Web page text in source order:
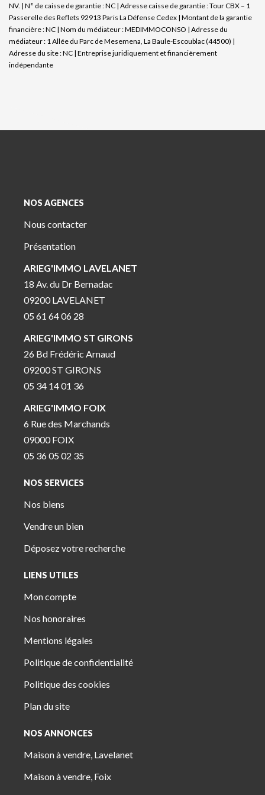
NV. | N° de caisse de garantie : NC | Adresse caisse de garantie : Tour CBX – 1
Passerelle des Reflets 92913 Paris La Défense Cedex | Montant de la garantie
financière : NC | Nom du médiateur : MEDIMMOCONSO | Adresse du
médiateur : 1 Allée du Parc de Mesemena, La Baule-Escoublac (44500) |
Adresse du site : NC | Entreprise juridiquement et financièrement
indépendante
NOS AGENCES
Nous contacter
Présentation
ARIEG'IMMO LAVELANET
18 Av. du Dr Bernadac
09200 LAVELANET
05 61 64 06 28
ARIEG'IMMO ST GIRONS
26 Bd Frédéric Arnaud
09200 ST GIRONS
05 34 14 01 36
ARIEG'IMMO FOIX
6 Rue des Marchands
09000 FOIX
05 36 05 02 35
NOS SERVICES
Nos biens
Vendre un bien
Déposez votre recherche
LIENS UTILES
Mon compte
Nos honoraires
Mentions légales
Politique de confidentialité
Politique des cookies
Plan du site
NOS ANNONCES
Maison à vendre, Lavelanet
Maison à vendre, Foix